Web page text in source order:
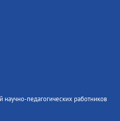
педагогических работников